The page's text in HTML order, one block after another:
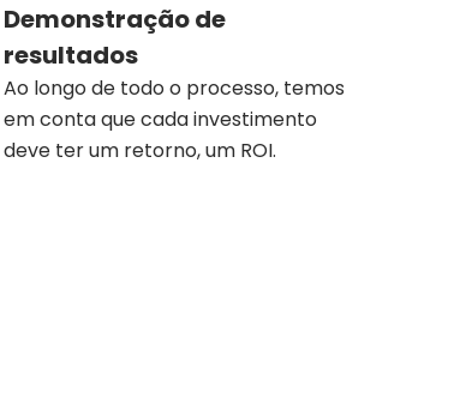
Demonstração de
resultados
Ao longo de todo o processo, temos
em conta que cada investimento
deve ter um retorno, um ROI.